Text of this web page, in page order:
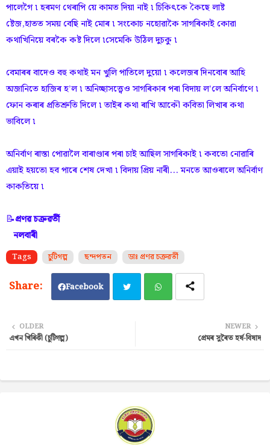
পালেগৈ ৷ হৰমণ থেৰাপি য়ে কামত দিয়া নাই ৷ চিকিৎকে কৈছে লাষ্ট
ষ্টেজ,হাতত সময় বেছি নাই মোৰ ৷ সংকোচ নহোৱাকৈ সাগৰিকাই কোৱা
কথাখিনিয়ে বৰকৈ কষ্ট দিলে ৷সেমেকি উঠিল দুচকু ৷
বেমাৰৰ বাদেও বহু কথাই মন খুলি পাতিলে দুয়ো ৷ কলেজৰ দিনবোৰ আহি
অজানিতে হাজিৰ হ’ল ৷ অনিচ্ছাসত্ত্বেও সাগৰিকাৰ পৰা বিদায় ল’লে অনিৰ্বাণে ৷
ফোন কৰাৰ প্ৰতিশ্ৰুতি দিলে ৷ তাইৰ কথা ৰাখি আকৌ কবিতা লিখাৰ কথা
ভাবিলে ৷
অনিৰ্বাণ ৰাস্তা পোৱালৈ বাৰাণ্ডাৰ পৰা চাই আছিল সাগৰিকাই ৷ কবতো নোৱাৰি
এয়াই হয়তো হব পাৰে শেষ দেখা ৷ বিদায় প্ৰিয় নাৰী... মনতে আওৰালে অনিৰ্বাণ
কাকতিয়ে ৷
📝প্ৰণৱ চক্ৰৱৰ্তী
নলবাৰী
Tags চুটিগল্প ছন্দপতন ডাঃ প্ৰণৱ চক্ৰৱৰ্তী
Facebook
NEWER
প্ৰেমৰ সুৰৈত হৰ্ষ-বিষাদ
OLDER
এখন খিৰিকী (চুটিগল্প)